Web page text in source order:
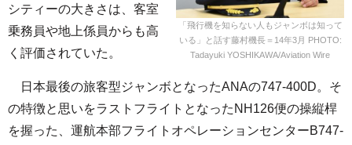
「飛行機を知らない人もジャンボは知って
いる」と話す藤村機長＝14年3月 PHOTO:
Tadayuki YOSHIKAWA/Aviation Wire
シティーの大きさは、客室
乗務員や地上係員からも高
く評価されていた。
日本最後の旅客型ジャンボとなったANAの747-400D。そ
の特徴と思いをラストフライトとなったNH126便の操縦桿
を握った、運航本部フライトオペレーションセンターB747-